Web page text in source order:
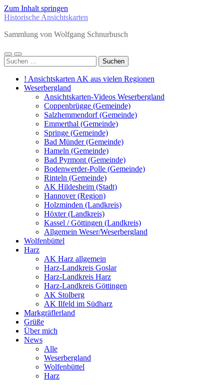
Zum Inhalt springen
Historische Ansichtskarten
Sammlung von Wolfgang Schnurbusch
Mobile-
Menü
Suchfeld
ein-/ausblenden
Suchen
nach:
! Ansichtskarten AK aus vielen Regionen
Weserbergland
Ansichtskarten-Videos Weserbergland
Coppenbrügge (Gemeinde)
Salzhemmendorf (Gemeinde)
Emmerthal (Gemeinde)
Springe (Gemeinde)
Bad Münder (Gemeinde)
Hameln (Gemeinde)
Bad Pyrmont (Gemeinde)
Bodenwerder-Polle (Gemeinde)
Rinteln (Gemeinde)
AK Hildesheim (Stadt)
Hannover (Region)
Holzminden (Landkreis)
Höxter (Landkreis)
Kassel / Göttingen (Landkreis)
Allgemein Weser/Weserbergland
Wolfenbüttel
Harz
AK Harz allgemein
Harz-Landkreis Goslar
Harz-Landkreis Harz
Harz-Landkreis Göttingen
AK Stolberg
AK Ilfeld im Südharz
Markgräflerland
Grüße
Über mich
News
Alle
Weserbergland
Wolfenbüttel
Harz